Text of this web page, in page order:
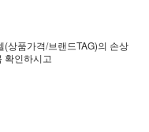
상품가격/브랜드TAG)의 손상
확인하시고